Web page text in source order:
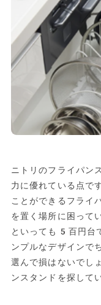
ニトリのフライパン
力に優れている点で
ことができるフライ
を置く場所に困って
といっても5百円台
ンプルなデザインで
選んで損はないでし
ンスタンドを探して